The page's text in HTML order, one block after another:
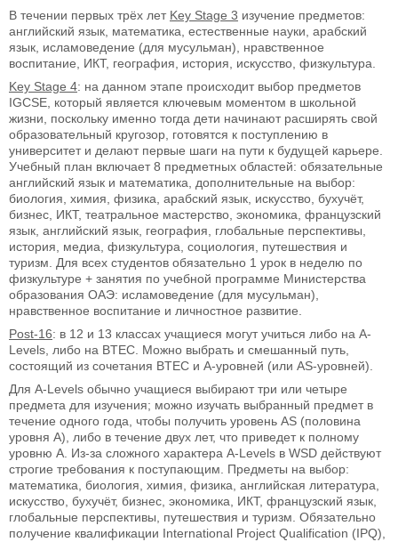
В течении первых трёх лет Key Stage 3 изучение предметов:
английский язык, математика, естественные науки, арабский
язык, исламоведение (для мусульман), нравственное
воспитание, ИКТ, география, история, искусство, физкультура.
Key Stage 4: на данном этапе происходит выбор предметов
IGCSE, который является ключевым моментом в школьной
жизни, поскольку именно тогда дети начинают расширять свой
образовательный кругозор, готовятся к поступлению в
университет и делают первые шаги на пути к будущей карьере.
Учебный план включает 8 предметных областей: обязательные
английский язык и математика, дополнительные на выбор:
биология, химия, физика, арабский язык, искусство, бухучёт,
бизнес, ИКТ, театральное мастерство, экономика, французский
язык, английский язык, география, глобальные перспективы,
история, медиа, физкультура, социология, путешествия и
туризм. Для всех студентов обязательно 1 урок в неделю по
физкультуре + занятия по учебной программе Министерства
образования ОАЭ: исламоведение (для мусульман),
нравственное воспитание и личностное развитие.
Post-16: в 12 и 13 классах учащиеся могут учиться либо на A-
Levels, либо на BTEC. Можно выбрать и смешанный путь,
состоящий из сочетания BTEC и A-уровней (или AS-уровней).
Для A-Levels обычно учащиеся выбирают три или четыре
предмета для изучения; можно изучать выбранный предмет в
течение одного года, чтобы получить уровень AS (половина
уровня A), либо в течение двух лет, что приведет к полному
уровню A. Из-за сложного характера A-Levels в WSD действуют
строгие требования к поступающим. Предметы на выбор:
математика, биология, химия, физика, английская литература,
искусство, бухучёт, бизнес, экономика, ИКТ, французский язык,
глобальные перспективы, путешествия и туризм. Обязательно
получение квалификации International Project Qualification (IPQ),